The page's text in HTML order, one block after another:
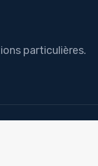
particulières.